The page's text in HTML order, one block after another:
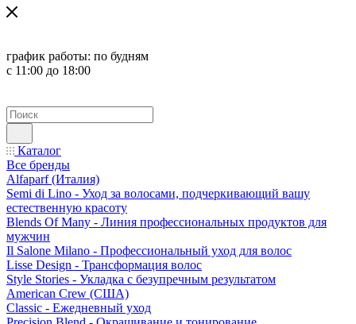
график работы: по будням
с 11:00 до 18:00
Каталог
Все бренды
Alfaparf (Италия)
Semi di Lino - Уход за волосами, подчеркивающий вашу
естественную красоту
Blends Of Many - Линия профессиональных продуктов для
мужчин
Il Salone Milano - Профессиональный уход для волос
Lisse Design - Трансформация волос
Style Stories - Укладка с безупречным результатом
American Crew (США)
Classic - Ежедневный уход